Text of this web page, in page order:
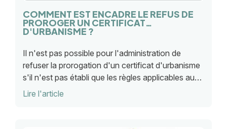
COMMENT EST ENCADRE LE REFUS DE
PROROGER UN CERTIFICAT
D'URBANISME ?
Il n'est pas possible pour l'administration de
refuser la prorogation d'un certificat d'urbanisme
s'il n'est pas établi que les règles applicables au
terrain concerné par le certificat, ont changé
Lire l'article